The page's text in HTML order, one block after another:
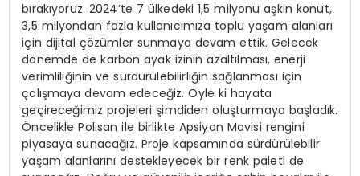
bırakıyoruz. 2024’te 7 ülkedeki 1,5 milyonu aşkın konut,
3,5 milyondan fazla kullanıcımıza toplu yaşam alanları
için dijital çözümler sunmaya devam ettik. Gelecek
dönemde de karbon ayak izinin azaltılması, enerji
verimliliğinin ve sürdürülebilirliğin sağlanması için
çalışmaya devam edeceğiz. Öyle ki hayata
geçireceğimiz projeleri şimdiden oluşturmaya başladık.
Öncelikle Polisan ile birlikte Apsiyon Mavisi rengini
piyasaya sunacağız. Proje kapsamında sürdürülebilir
yaşam alanlarını destekleyecek bir renk paleti de